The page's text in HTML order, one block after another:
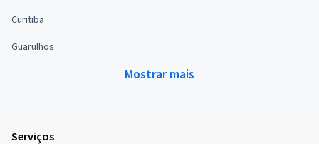
Curitiba
Guarulhos
Mostrar mais
Serviços